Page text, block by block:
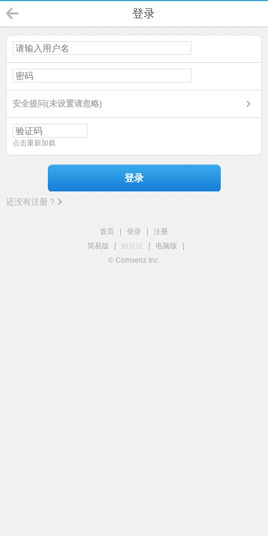
登录
安全提问(未设置请忽略)
点击重新加载
登录
还没有注册？
首页 登录
注册
简易版
触屏版 电脑版
© Comsenz Inc.